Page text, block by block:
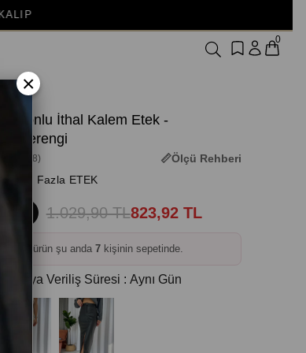
0
Şardonlu İthal Kalem Etek -
Kahverengi
(3M-3338)
Ölçü Rehberi
+ Daha Fazla ETEK
1.029,90 TL823,92 TL
Bu ürün şu anda 7kişinin sepetinde.
Kargoya Veriliş Süresi : Aynı Gün
×